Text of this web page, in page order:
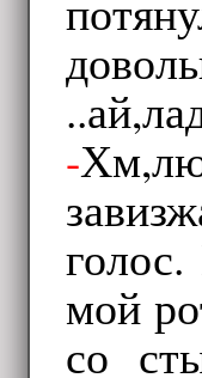
-
мой
со